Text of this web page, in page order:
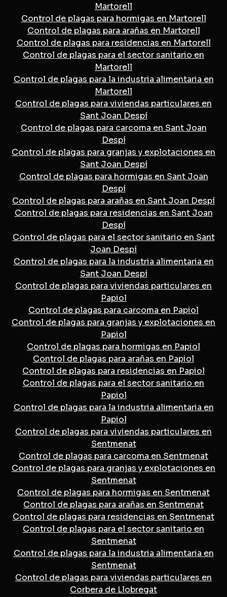
Martorell
Control de plagas para hormigas en Martorell
Control de plagas para arañas en Martorell
Control de plagas para residencias en Martorell
Control de plagas para el sector sanitario en
Martorell
Control de plagas para la industria alimentaria en
Martorell
Control de plagas para viviendas particulares en
Sant Joan Despí
Control de plagas para carcoma en Sant Joan
Despí
Control de plagas para granjas y explotaciones en
Sant Joan Despí
Control de plagas para hormigas en Sant Joan
Despí
Control de plagas para arañas en Sant Joan Despí
Control de plagas para residencias en Sant Joan
Despí
Control de plagas para el sector sanitario en Sant
Joan Despí
Control de plagas para la industria alimentaria en
Sant Joan Despí
Control de plagas para viviendas particulares en
Papiol
Control de plagas para carcoma en Papiol
Control de plagas para granjas y explotaciones en
Papiol
Control de plagas para hormigas en Papiol
Control de plagas para arañas en Papiol
Control de plagas para residencias en Papiol
Control de plagas para el sector sanitario en
Papiol
Control de plagas para la industria alimentaria en
Papiol
Control de plagas para viviendas particulares en
Sentmenat
Control de plagas para carcoma en Sentmenat
Control de plagas para granjas y explotaciones en
Sentmenat
Control de plagas para hormigas en Sentmenat
Control de plagas para arañas en Sentmenat
Control de plagas para residencias en Sentmenat
Control de plagas para el sector sanitario en
Sentmenat
Control de plagas para la industria alimentaria en
Sentmenat
Control de plagas para viviendas particulares en
Corbera de Llobregat